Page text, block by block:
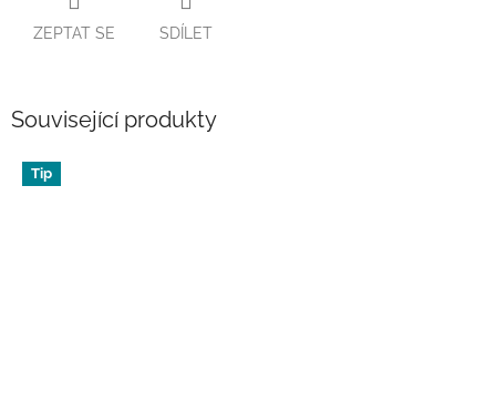
ZEPTAT SE SDÍLET
Související produkty
Tip